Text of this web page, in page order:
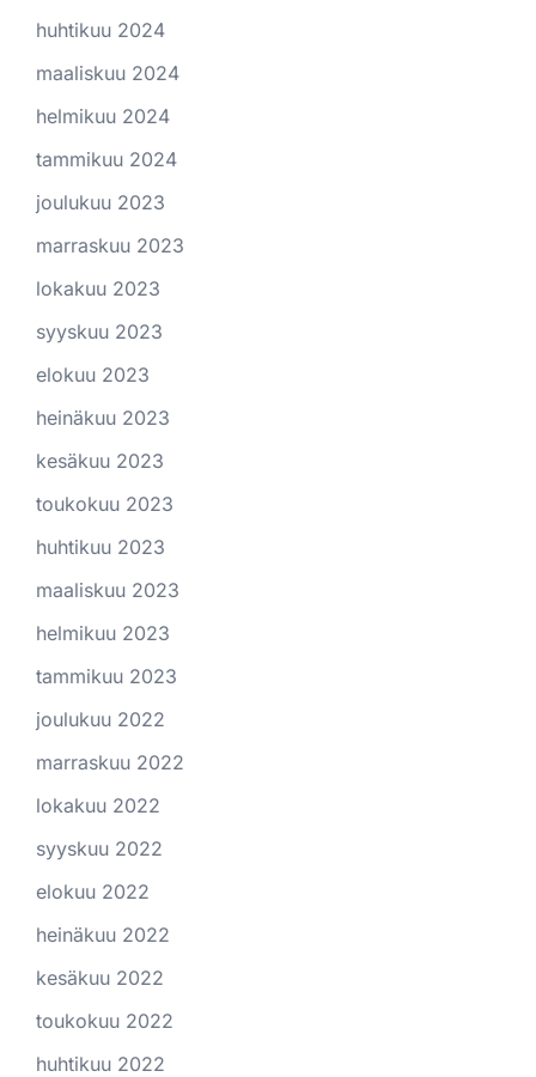
huhtikuu 2024
maaliskuu 2024
helmikuu 2024
tammikuu 2024
joulukuu 2023
marraskuu 2023
lokakuu 2023
syyskuu 2023
elokuu 2023
heinäkuu 2023
kesäkuu 2023
toukokuu 2023
huhtikuu 2023
maaliskuu 2023
helmikuu 2023
tammikuu 2023
joulukuu 2022
marraskuu 2022
lokakuu 2022
syyskuu 2022
elokuu 2022
heinäkuu 2022
kesäkuu 2022
toukokuu 2022
huhtikuu 2022